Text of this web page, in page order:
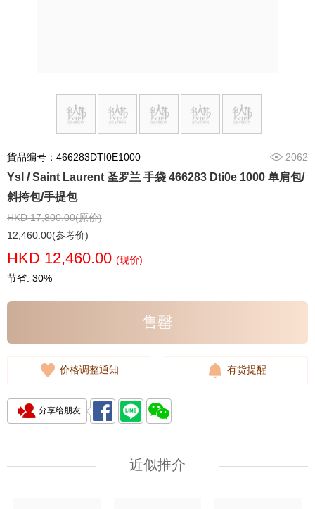
貨品编号：466283DTI0E1000 2062
Ysl / Saint Laurent 圣罗兰 手袋 466283 Dti0e 1000 单肩包/
斜挎包/手提包
HKD 17,800.00(原价)
12,460.00(参考价)
HKD 12,460.00 (现价)
节省: 30%
售罄
价格调整通知 有货提醒
分享给朋友
近似推介